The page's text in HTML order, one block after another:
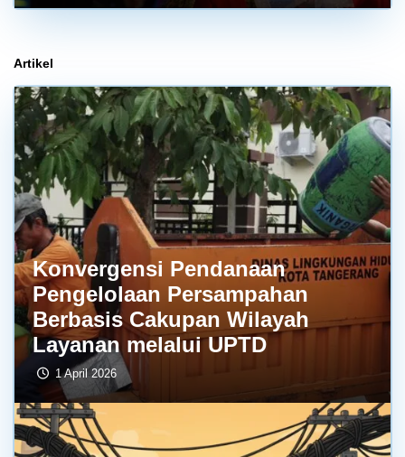
Artikel
Konvergensi Pendanaan
Pengelolaan Persampahan
Berbasis Cakupan Wilayah
Layanan melalui UPTD
1 April 2026